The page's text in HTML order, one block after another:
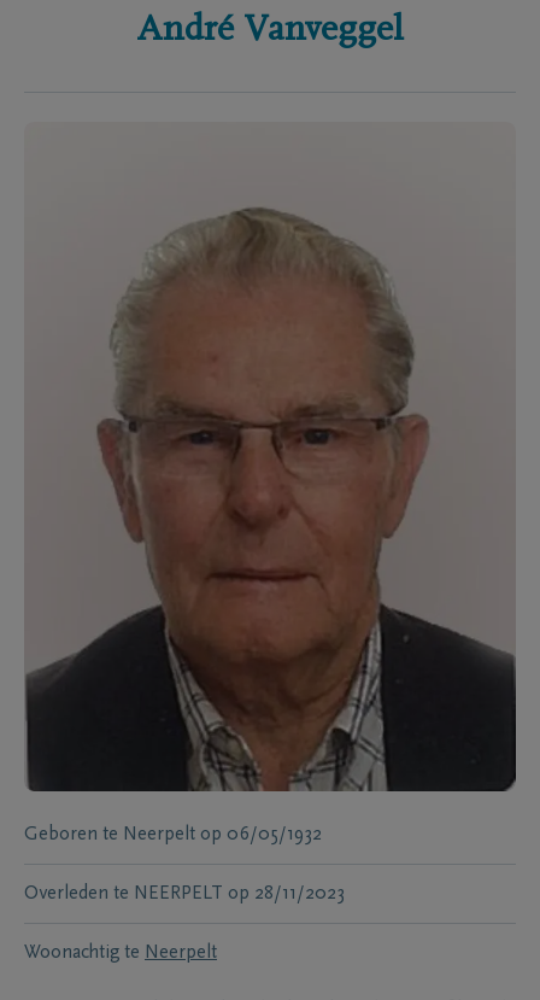
André Vanveggel
Geboren te Neerpelt op 06/05/1932
Overleden te NEERPELT op 28/11/2023
Woonachtig te Neerpelt